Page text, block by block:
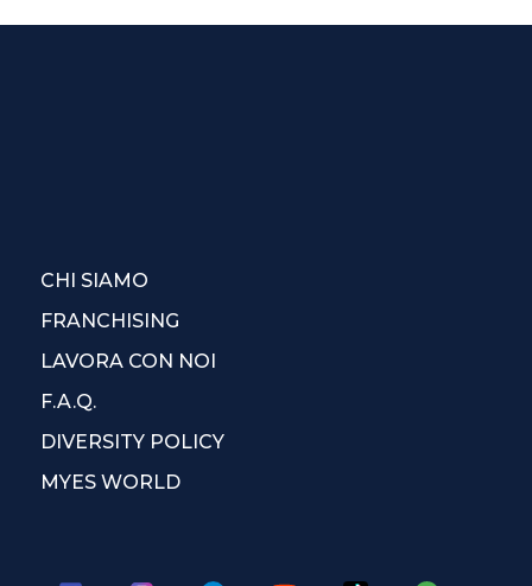
CHI SIAMO
FRANCHISING
LAVORA CON NOI
F.A.Q.
DIVERSITY POLICY
MYES WORLD